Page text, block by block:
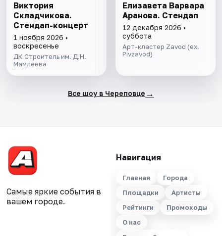
Виктория
Складчикова.
Стендап-концерт
1 ноября 2026 •
воскресенье
ДК Строитель им. Д.Н.
Мамлеева
Елизавета Варвара
Аранова. Стендап
12 декабря 2026 •
суббота
Арт-кластер Zavod (ex.
Pivzavod)
Все шоу в Череповце →
Самые яркие события в
вашем городе.
Навигация
Главная
Города
Площадки
Артисты
Рейтинги
Промокоды
О нас